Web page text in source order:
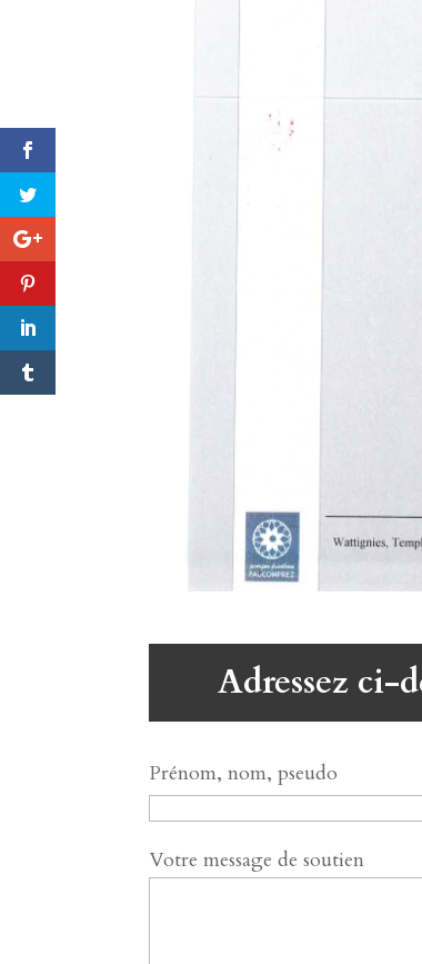
Adressez ci-
Prénom, nom, pseudo
Votre message de soutien